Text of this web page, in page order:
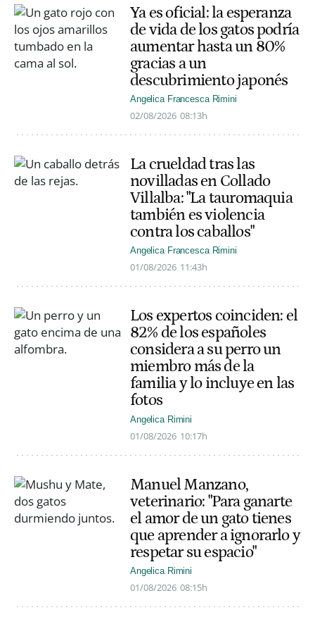
Ya es oficial: la esperanza
de vida de los gatos podría
aumentar hasta un 80%
gracias a un
descubrimiento japonés
Angelica Francesca Rimini
02/08/2026 08:13h
La crueldad tras las
novilladas en Collado
Villalba: "La tauromaquia
también es violencia
contra los caballos"
Angelica Francesca Rimini
01/08/2026 11:43h
Los expertos coinciden: el
82% de los españoles
considera a su perro un
miembro más de la
familia y lo incluye en las
fotos
Angelica Rimini
01/08/2026 10:17h
Manuel Manzano,
veterinario: "Para ganarte
el amor de un gato tienes
que aprender a ignorarlo y
respetar su espacio"
Angelica Rimini
01/08/2026 08:15h